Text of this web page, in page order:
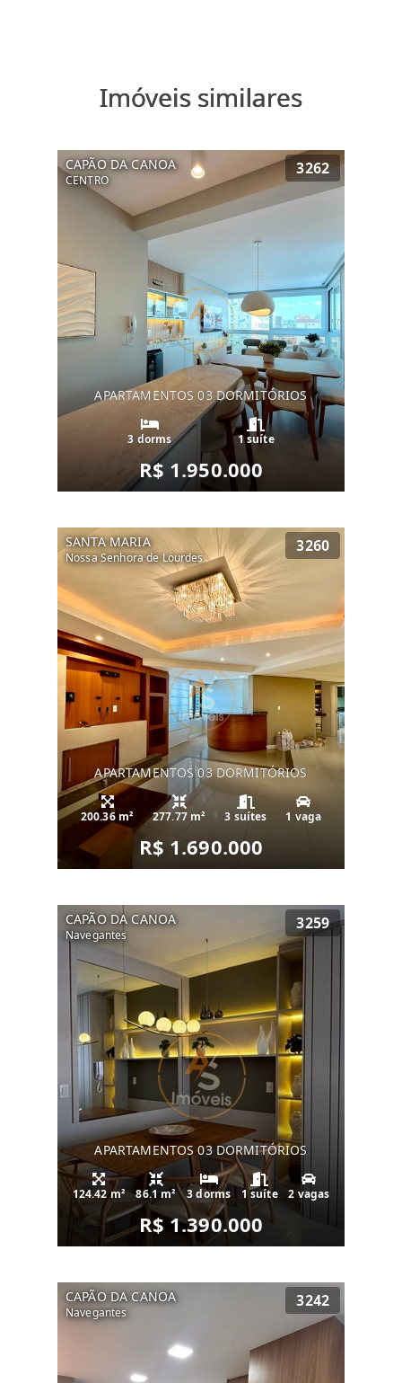
Imóveis similares
CAPÃO DA CANOA
CENTRO
3262
APARTAMENTOS 03 DORMITÓRIOS
3 dorms 1 suíte
R$ 1.950.000
SANTA MARIA
Nossa Senhora de Lourdes
3260
APARTAMENTOS 03 DORMITÓRIOS
200.36 m² 277.77 m² 3 suítes 1 vaga
R$ 1.690.000
CAPÃO DA CANOA
Navegantes
3259
APARTAMENTOS 03 DORMITÓRIOS
124.42 m² 86.1 m² 3 dorms 1 suíte 2 vagas
R$ 1.390.000
CAPÃO DA CANOA
Navegantes
3242